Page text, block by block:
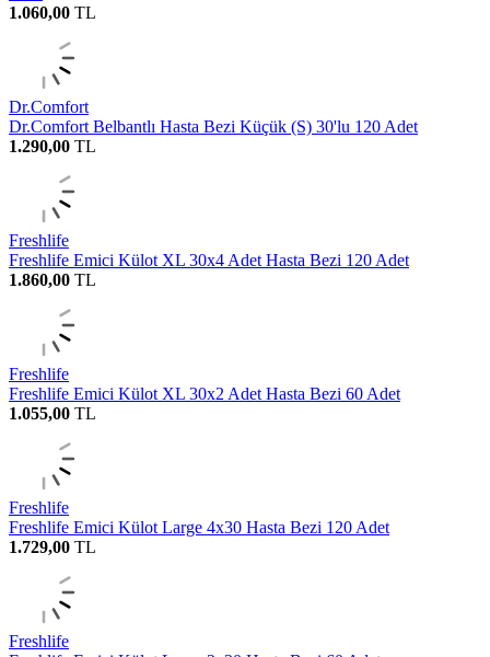
1.060,00 TL
Dr.Comfort
Dr.Comfort Belbantlı Hasta Bezi Küçük (S) 30'lu 120 Adet
1.290,00 TL
Freshlife
Freshlife Emici Külot XL 30x4 Adet Hasta Bezi 120 Adet
1.860,00 TL
Freshlife
Freshlife Emici Külot XL 30x2 Adet Hasta Bezi 60 Adet
1.055,00 TL
Freshlife
Freshlife Emici Külot Large 4x30 Hasta Bezi 120 Adet
1.729,00 TL
Freshlife